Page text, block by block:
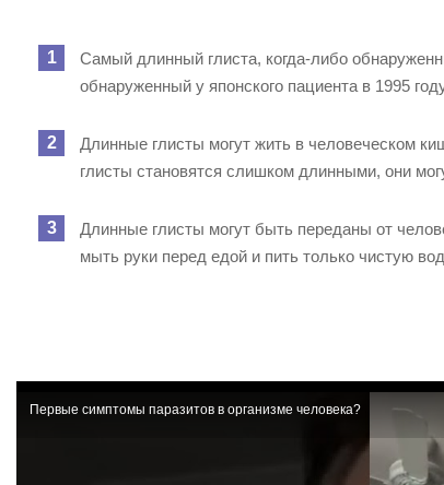
Самый длинный глиста, когда-либо
обнаруженный у японского пациента в 1995
Длинные глисты могут жить в человеческом
глисты становятся слишком длинными, они
Длинные глисты могут быть переданы от
мыть руки перед едой и пить только чистую
Первые симптомы паразитов в организме человека?